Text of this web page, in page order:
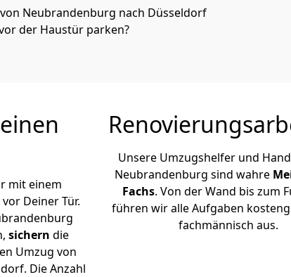
Neubrandenburg nach Düsseldorf
der Haustür parken?
mit einem
Deiner Tür.
sichern die
Umzug von
Die Anzahl
Unsere Umzugshelfer und
Neubrandenburg sind wahre
Fachs. Von der Wand bis zum
führen wir alle Aufgaben
fachmännisch aus.